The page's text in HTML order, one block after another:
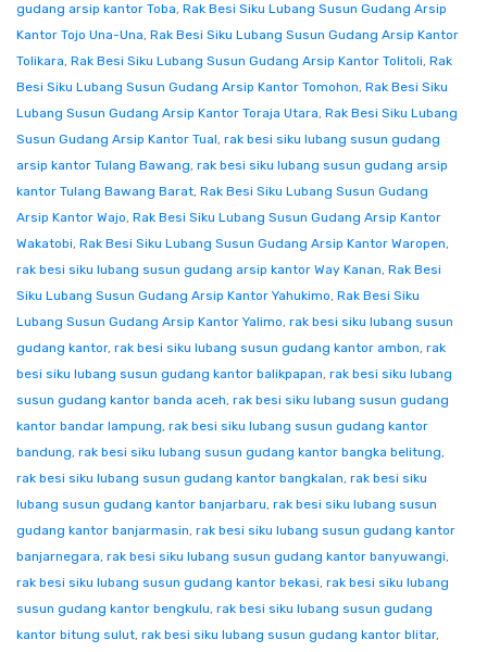
gudang arsip kantor Toba, Rak Besi Siku Lubang Susun Gudang Arsip
Kantor Tojo Una-Una, Rak Besi Siku Lubang Susun Gudang Arsip Kantor
Tolikara, Rak Besi Siku Lubang Susun Gudang Arsip Kantor Tolitoli, Rak
Besi Siku Lubang Susun Gudang Arsip Kantor Tomohon, Rak Besi Siku
Lubang Susun Gudang Arsip Kantor Toraja Utara, Rak Besi Siku Lubang
Susun Gudang Arsip Kantor Tual, rak besi siku lubang susun gudang
arsip kantor Tulang Bawang, rak besi siku lubang susun gudang arsip
kantor Tulang Bawang Barat, Rak Besi Siku Lubang Susun Gudang
Arsip Kantor Wajo, Rak Besi Siku Lubang Susun Gudang Arsip Kantor
Wakatobi, Rak Besi Siku Lubang Susun Gudang Arsip Kantor Waropen,
rak besi siku lubang susun gudang arsip kantor Way Kanan, Rak Besi
Siku Lubang Susun Gudang Arsip Kantor Yahukimo, Rak Besi Siku
Lubang Susun Gudang Arsip Kantor Yalimo, rak besi siku lubang susun
gudang kantor, rak besi siku lubang susun gudang kantor ambon, rak
besi siku lubang susun gudang kantor balikpapan, rak besi siku lubang
susun gudang kantor banda aceh, rak besi siku lubang susun gudang
kantor bandar lampung, rak besi siku lubang susun gudang kantor
bandung, rak besi siku lubang susun gudang kantor bangka belitung,
rak besi siku lubang susun gudang kantor bangkalan, rak besi siku
lubang susun gudang kantor banjarbaru, rak besi siku lubang susun
gudang kantor banjarmasin, rak besi siku lubang susun gudang kantor
banjarnegara, rak besi siku lubang susun gudang kantor banyuwangi,
rak besi siku lubang susun gudang kantor bekasi, rak besi siku lubang
susun gudang kantor bengkulu, rak besi siku lubang susun gudang
kantor bitung sulut, rak besi siku lubang susun gudang kantor blitar,